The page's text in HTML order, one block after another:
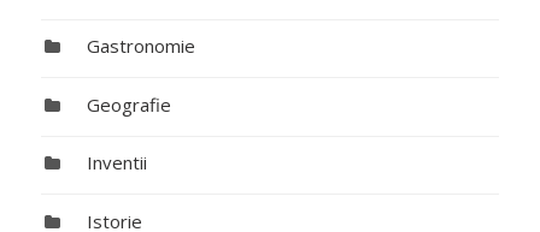
Gastronomie
Geografie
Inventii
Istorie